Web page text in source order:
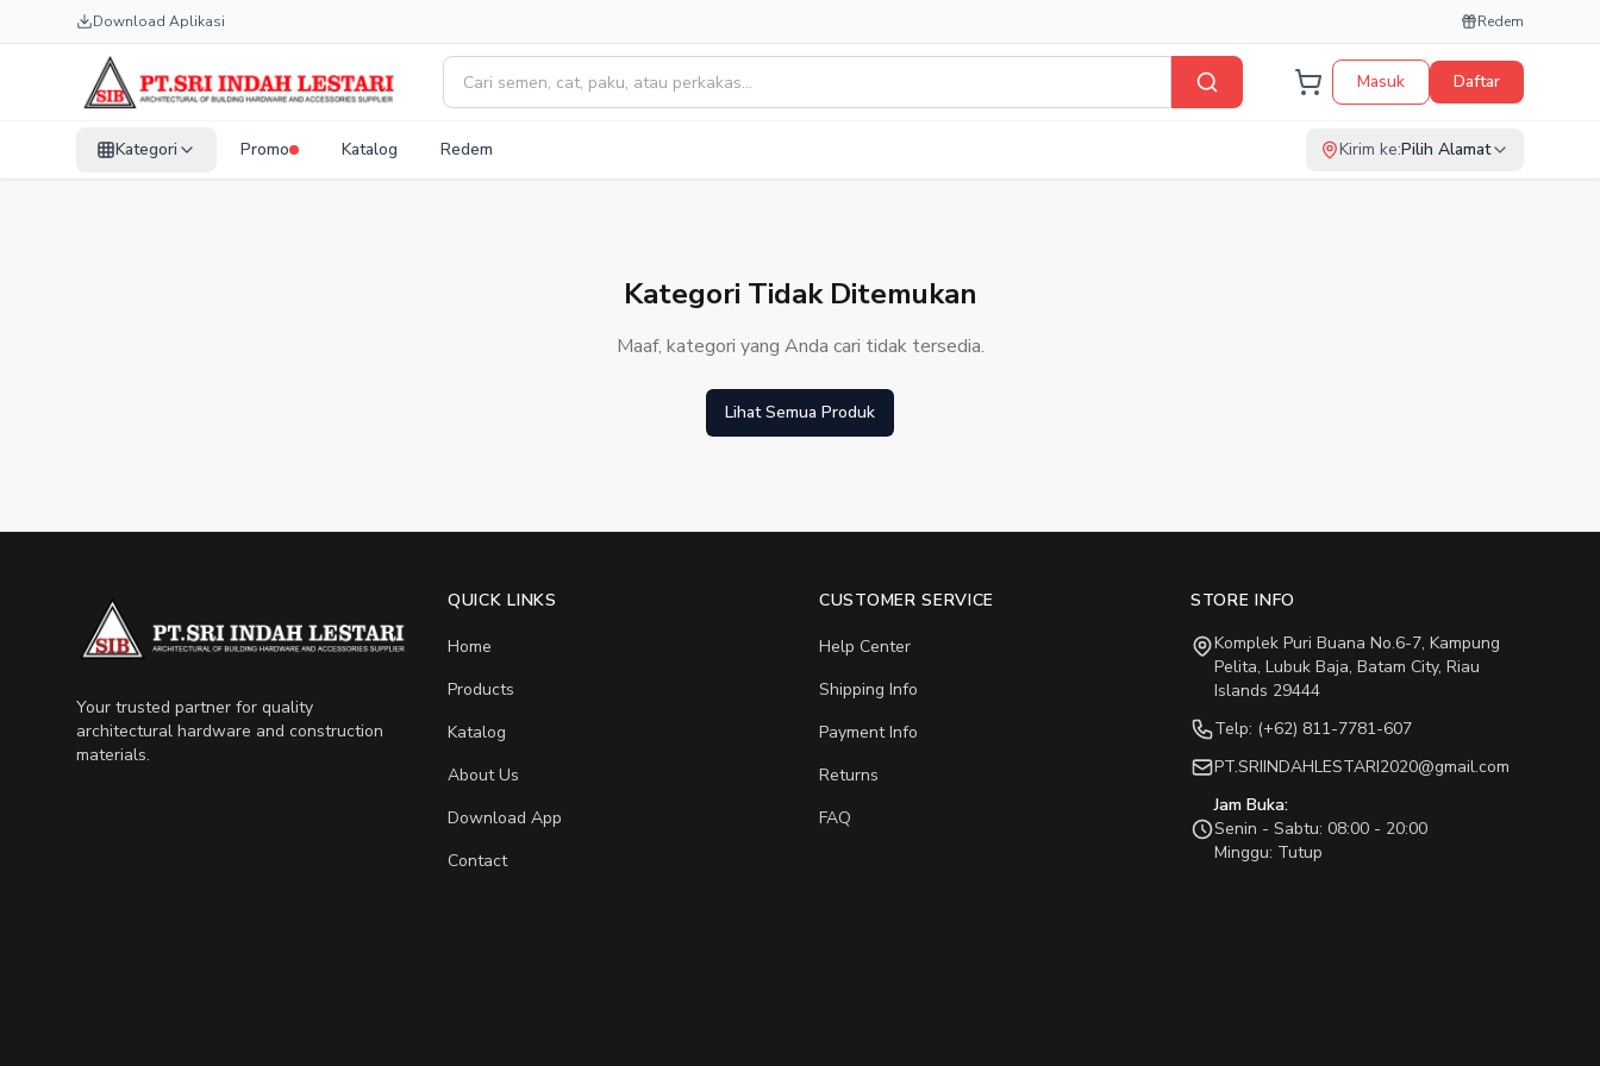
Download Aplikasi Redem
Masuk Daftar
Kategori Promo Katalog Redem Kirim ke:Pilih Alamat
Kategori Tidak Ditemukan
Maaf, kategori yang Anda cari tidak tersedia.
Lihat Semua Produk
Your trusted partner for quality
architectural hardware and construction
materials.
QUICK LINKS
Home
Products
Katalog
About Us
Download App
Contact
CUSTOMER SERVICE
Help Center
Shipping Info
Payment Info
Returns
FAQ
STORE INFO
Komplek Puri Buana No.6-7, Kampung
Pelita, Lubuk Baja, Batam City, Riau
Islands 29444
Telp: (+62) 811-7781-607
PT.SRIINDAHLESTARI2020@gmail.com
Jam Buka:
Senin - Sabtu: 08:00 - 20:00
Minggu: Tutup